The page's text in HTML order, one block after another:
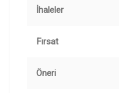
İhaleler
Fırsat
Öneri